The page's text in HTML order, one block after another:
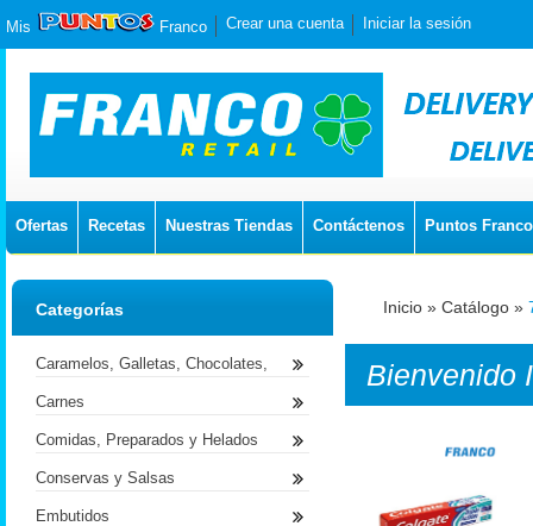
Mis Franco Crear una cuenta Iniciar la sesión
Ofertas Recetas Nuestras Tiendas Contáctenos Puntos Franco
Inicio » Catálogo »
Bienvenido
Categorías
Caramelos, Galletas, Chocolates,
Carnes
Comidas, Preparados y Helados
Conservas y Salsas
Embutidos